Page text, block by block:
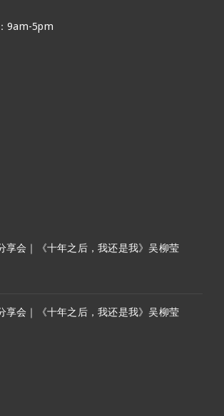
9am-5pm
享会｜《十年之后，我还是我》吴柳莹
享会｜《十年之后，我还是我》吴柳莹